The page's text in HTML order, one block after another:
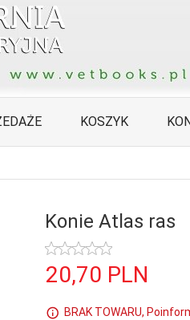
KOSZYK
Konie Atlas ras
20,70 PLN
BRAK TOWARU,